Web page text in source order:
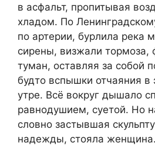
в асфальт, пропитывая
хладом. По
по артерии, бурлила река
сирены, визжали тормоза,
туман, оставляя за собой
будто вспышки отчаяния
утре. Всё вокруг дышало
равнодушием, суетой. Но
словно застывшая
надежды, стояла женщина.